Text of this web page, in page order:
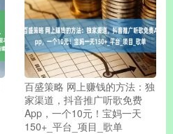
百盛策略 网上赚钱的方法：独
家渠道，抖音推广听歌免费
App，一个10元！宝妈一天
150+_平台_项目_歌单